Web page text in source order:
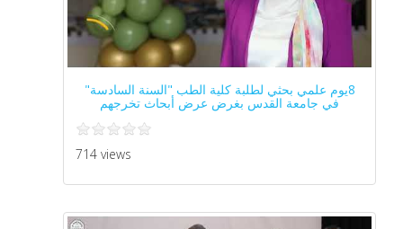
8يوم علمي بحثي لطلبة كلية الطب "السنة السادسة"
في جامعة القدس بغرض عرض أبحاث تخرجهم
714 views